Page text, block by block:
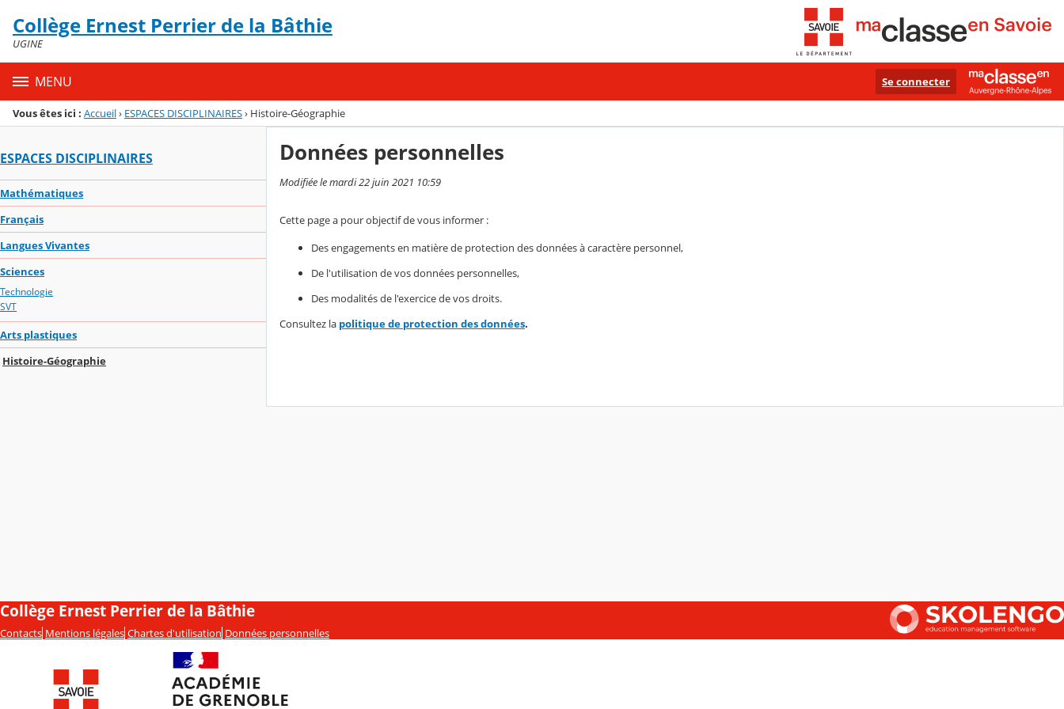
Menu de la rubrique
Contenu
Collège Ernest Perrier de la Bâthie
UGINE
MENU Se connecter
Vous êtes ici : Accueil› ESPACES DISCIPLINAIRES› Histoire-Géographie
ESPACES DISCIPLINAIRES
Mathématiques
Français
Langues Vivantes
Sciences
Technologie
SVT
Arts plastiques
Histoire-Géographie
Données personnelles
Modifiée le mardi 22 juin 2021 10:59
Cette page a pour objectif de vous informer :
Des engagements en matière de protection des données à caractère personnel,
De l'utilisation de vos données personnelles,
Des modalités de l'exercice de vos droits.
Consultez la politique de protection des données.
Collège Ernest Perrier de la Bâthie
Contacts Mentions légales Chartes d'utilisation Données personnelles